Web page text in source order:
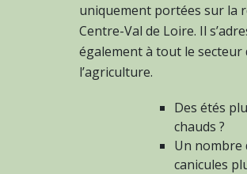
uniquement portées sur la
Centre-Val de Loire. Il
également à tout le secteur
l’agriculture.
Des étés
chauds ?
Un nombre
canicules